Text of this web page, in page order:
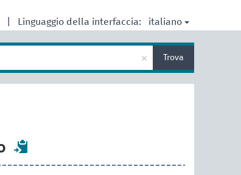
Linguaggio della interfaccia: italiano
× Trova